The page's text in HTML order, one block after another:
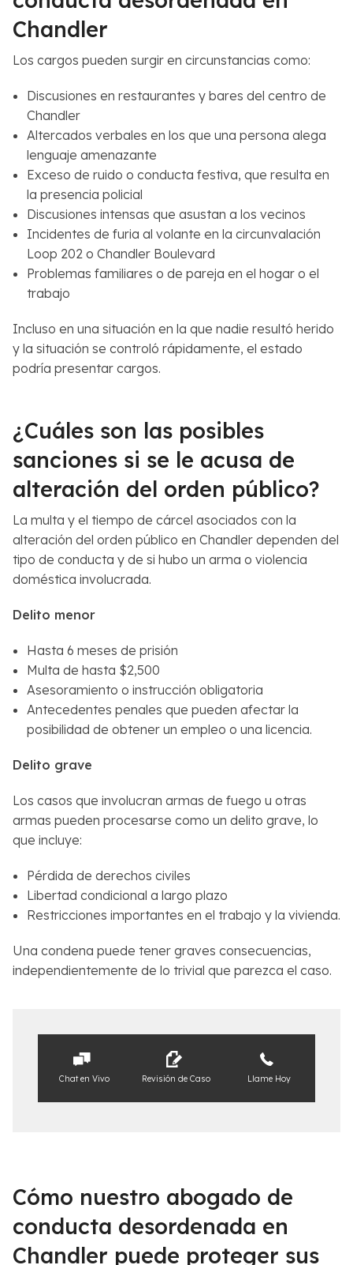
Chandler
Los cargos pueden surgir en circunstancias como:
Discusiones en restaurantes y bares del centro de
Chandler
Altercados verbales en los que una persona alega
lenguaje amenazante
Exceso de ruido o conducta festiva, que resulta en
la presencia policial
Discusiones intensas que asustan a los vecinos
Incidentes de furia al volante en la circunvalación
Loop 202 o Chandler Boulevard
Problemas familiares o de pareja en el hogar o el
trabajo
Incluso en una situación en la que nadie resultó herido
y la situación se controló rápidamente, el estado
podría presentar cargos.
¿Cuáles son las posibles
sanciones si se le acusa de
alteración del orden público?
La multa y el tiempo de cárcel asociados con la
alteración del orden público en Chandler dependen del
tipo de conducta y de si hubo un arma o violencia
doméstica involucrada.
Delito menor
Hasta 6 meses de prisión
Multa de hasta $2,500
Asesoramiento o instrucción obligatoria
Antecedentes penales que pueden afectar la
posibilidad de obtener un empleo o una licencia.
Delito grave
Los casos que involucran armas de fuego u otras
armas pueden procesarse como un delito grave, lo
que incluye:
Pérdida de derechos civiles
Libertad condicional a largo plazo
Restricciones importantes en el trabajo y la vivienda.
Una condena puede tener graves consecuencias,
independientemente de lo trivial que parezca el caso.
Chat en Vivo Revisión de Caso Llame Hoy
Cómo nuestro abogado de
conducta desordenada en
Chandler puede proteger sus